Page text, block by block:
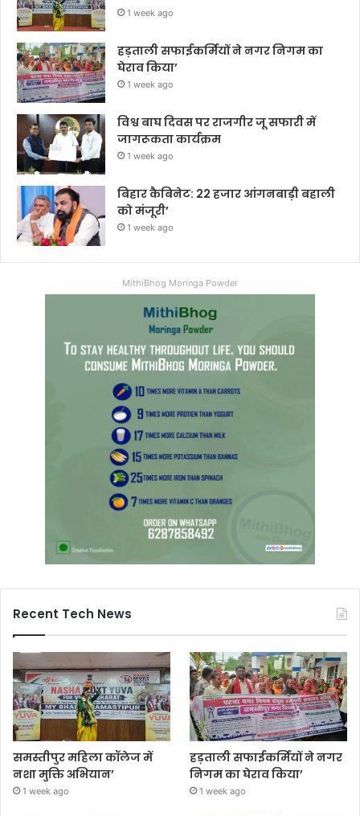
1 week ago
हड़ताली सफाईकर्मियों ने नगर निगम का
घेराव किया’
1 week ago
विश्व बाघ दिवस पर राजगीर जू सफारी में
जागरूकता कार्यक्रम
1 week ago
बिहार कैबिनेट: 22 हजार आंगनबाड़ी बहाली
को मंजूरी’
1 week ago
MithiBhog Moringa Powder
Recent Tech News
समस्तीपुर महिला कॉलेज में
नशा मुक्ति अभियान’
1 week ago
हड़ताली सफाईकर्मियों ने नगर
निगम का घेराव किया’
1 week ago